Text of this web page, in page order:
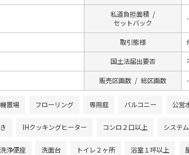
私道負担面積 /
セットバック
取引態様
国土法届出要否
販売区画数 / 総区画数
置場 フローリング 専用庭 バルコニー 公営
IHクッキングヒーター コンロ２口以上 システ
浄便座 洗面台 トイレ２ヶ所 浴室１坪以上